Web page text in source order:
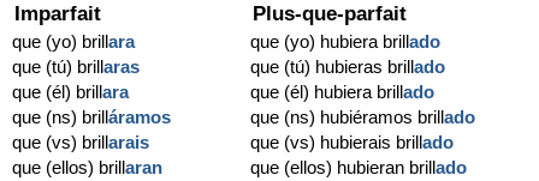
Imparfait
que (yo) brillara
que (tú) brillaras
que (él) brillara
que (ns) brilláramos
que (vs) brillarais
que (ellos) brillaran
Plus-que-parfait
que (yo) hubiera brillado
que (tú) hubieras brillado
que (él) hubiera brillado
que (ns) hubiéramos brillado
que (vs) hubierais brillado
que (ellos) hubieran brillado